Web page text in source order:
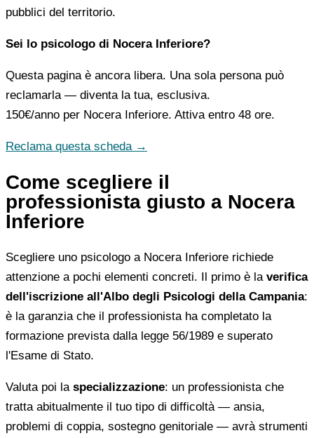
pubblici del territorio.
Sei lo psicologo di Nocera Inferiore?
Questa pagina è ancora libera. Una sola persona può
reclamarla — diventa la tua, esclusiva.
150€/anno per Nocera Inferiore. Attiva entro 48 ore.
Reclama questa scheda →
Come scegliere il
professionista giusto a Nocera
Inferiore
Scegliere uno psicologo a Nocera Inferiore richiede
attenzione a pochi elementi concreti. Il primo è la verifica
dell'iscrizione all'Albo degli Psicologi della Campania:
è la garanzia che il professionista ha completato la
formazione prevista dalla legge 56/1989 e superato
l'Esame di Stato.
Valuta poi la specializzazione: un professionista che
tratta abitualmente il tuo tipo di difficoltà — ansia,
problemi di coppia, sostegno genitoriale — avrà strumenti